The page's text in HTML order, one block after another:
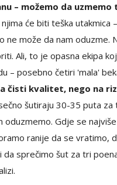
– možemo da uzmemo
njima će biti teška utakmica
ne može da nam oduzme.
Ali, to je opasna ekipa
– posebno četiri 'mala'
čisti kvalitet, nego na
šutiraju 30-35 puta za
oduzmemo. Gdje se
ranije da se vratimo,
da sprečimo šut za tri